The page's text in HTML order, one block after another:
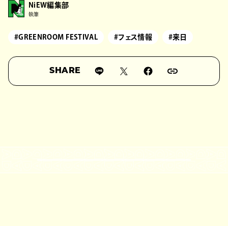
NiEW編集部
執筆
#GREENROOM FESTIVAL #フェス情報 #来日
SHARE